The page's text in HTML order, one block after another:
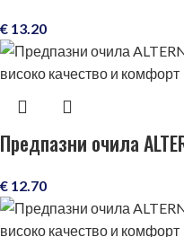
€ 13.20
Предпазни очила
€ 12.70